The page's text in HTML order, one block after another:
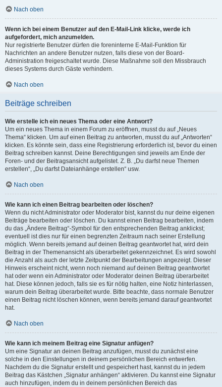
Nach oben
Wenn ich bei einem Benutzer auf den E-Mail-Link klicke, werde ich
aufgefordert, mich anzumelden.
Nur registrierte Benutzer dürfen die foreninterne E-Mail-Funktion für
Nachrichten an andere Benutzer nutzen, falls diese von der Board-
Administration freigeschaltet wurde. Diese Maßnahme soll den Missbrauch
dieses Systems durch Gäste verhindern.
Nach oben
Beiträge schreiben
Wie erstelle ich ein neues Thema oder eine Antwort?
Um ein neues Thema in einem Forum zu eröffnen, musst du auf „Neues
Thema“ klicken. Um auf einen Beitrag zu antworten, musst du auf „Antworten“
klicken. Es könnte sein, dass eine Registrierung erforderlich ist, bevor du einen
Beitrag schreiben kannst. Deine Berechtigungen sind jeweils am Ende der
Foren- und der Beitragsansicht aufgelistet. Z. B. „Du darfst neue Themen
erstellen“, „Du darfst Dateianhänge erstellen“ usw.
Nach oben
Wie kann ich einen Beitrag bearbeiten oder löschen?
Wenn du nicht Administrator oder Moderator bist, kannst du nur deine eigenen
Beiträge bearbeiten oder löschen. Du kannst einen Beitrag bearbeiten, indem
du das „Ändere Beitrag“-Symbol für den entsprechenden Beitrag anklickst;
eventuell ist dies nur für einen begrenzten Zeitraum nach seiner Erstellung
möglich. Wenn bereits jemand auf deinen Beitrag geantwortet hat, wird dein
Beitrag in der Themenansicht als überarbeitet gekennzeichnet. Es wird sowohl
die Anzahl als auch der letzte Zeitpunkt der Bearbeitungen angezeigt. Dieser
Hinweis erscheint nicht, wenn noch niemand auf deinen Beitrag geantwortet
hat oder wenn ein Administrator oder Moderator deinen Beitrag überarbeitet
hat. Diese können jedoch, falls sie es für nötig halten, eine Notiz hinterlassen,
warum dein Beitrag überarbeitet wurde. Bitte beachte, dass normale Benutzer
einen Beitrag nicht löschen können, wenn bereits jemand darauf geantwortet
hat.
Nach oben
Wie kann ich meinem Beitrag eine Signatur anfügen?
Um eine Signatur an deinen Beitrag anzufügen, musst du zunächst eine
solche in den Einstellungen in deinem persönlichen Bereich entwerfen.
Nachdem du die Signatur erstellt und gespeichert hast, kannst du in jedem
Beitrag das Kästchen „Signatur anhängen“ aktivieren. Du kannst eine Signatur
auch hinzufügen, indem du in deinem persönlichen Bereich das